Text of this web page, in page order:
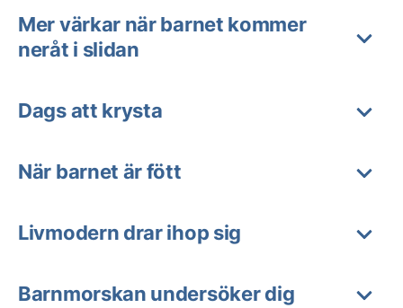
Mer värkar när barnet kommer
neråt i slidan
Dags att krysta
När barnet är fött
Livmodern drar ihop sig
Barnmorskan undersöker dig